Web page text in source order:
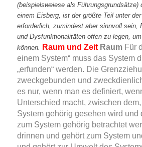
(beispielsweiese als Führungsgrundsätze)
einem Eisberg, ist der größte Teil unter
erforderlich, zumindest aber sinnvoll sein,
und Dysfunktionalitäten offen zu legen,
können. Raum und Zeit Raum Für
einem System“ muss das System
„erfunden“ werden. Die
zweckgebunden und
es nur, wenn man es definiert,
Unterschied macht, zwischen
System gehörig gesehen wird und
zum System gehörig betrachtet
drinnen und gehört zum System